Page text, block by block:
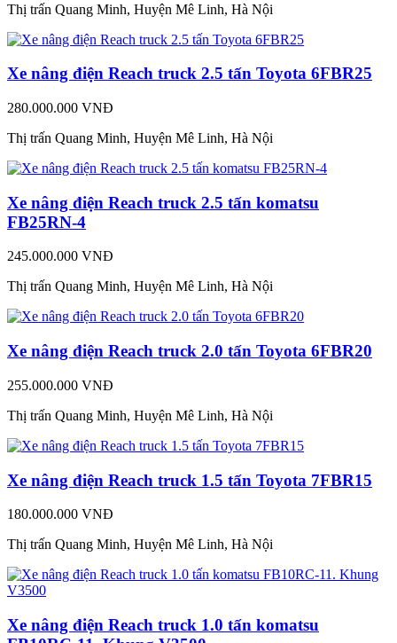
Thị trấn Quang Minh, Huyện Mê Linh, Hà Nội
Xe nâng điện Reach truck 2.5 tấn Toyota 6FBR25
280.000.000 VNĐ
Thị trấn Quang Minh, Huyện Mê Linh, Hà Nội
Xe nâng điện Reach truck 2.5 tấn komatsu
FB25RN-4
245.000.000 VNĐ
Thị trấn Quang Minh, Huyện Mê Linh, Hà Nội
Xe nâng điện Reach truck 2.0 tấn Toyota 6FBR20
255.000.000 VNĐ
Thị trấn Quang Minh, Huyện Mê Linh, Hà Nội
Xe nâng điện Reach truck 1.5 tấn Toyota 7FBR15
180.000.000 VNĐ
Thị trấn Quang Minh, Huyện Mê Linh, Hà Nội
Xe nâng điện Reach truck 1.0 tấn komatsu